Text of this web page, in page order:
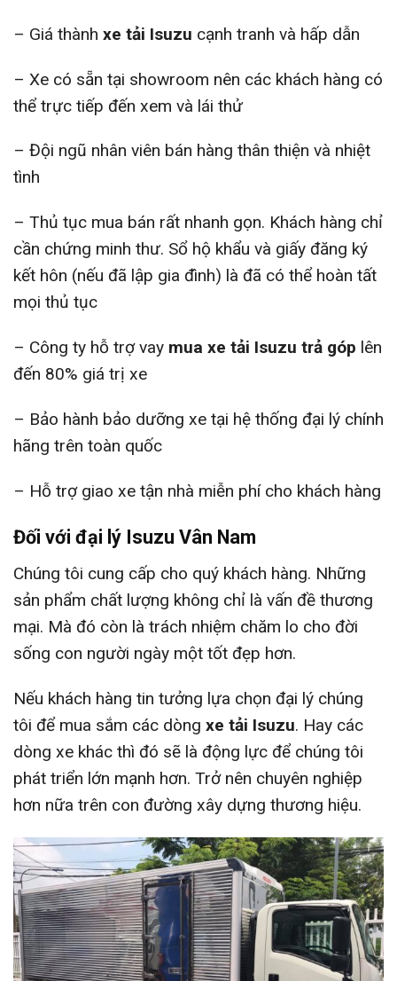
– Giá thành xe tải Isuzu cạnh tranh và hấp dẫn
– Xe có sẵn tại showroom nên các khách hàng có
thể trực tiếp đến xem và lái thử
– Đội ngũ nhân viên bán hàng thân thiện và nhiệt
tình
– Thủ tục mua bán rất nhanh gọn. Khách hàng chỉ
cần chứng minh thư. Sổ hộ khẩu và giấy đăng ký
kết hôn (nếu đã lập gia đình) là đã có thể hoàn tất
mọi thủ tục
– Công ty hỗ trợ vay mua xe tải Isuzu trả góp lên
đến 80% giá trị xe
– Bảo hành bảo dưỡng xe tại hệ thống đại lý chính
hãng trên toàn quốc
– Hỗ trợ giao xe tận nhà miễn phí cho khách hàng
Đối với đại lý Isuzu Vân Nam
Chúng tôi cung cấp cho quý khách hàng. Những
sản phẩm chất lượng không chỉ là vấn đề thương
mại. Mà đó còn là trách nhiệm chăm lo cho đời
sống con người ngày một tốt đẹp hơn.
Nếu khách hàng tin tưởng lựa chọn đại lý chúng
tôi để mua sắm các dòng xe tải Isuzu. Hay các
dòng xe khác thì đó sẽ là động lực để chúng tôi
phát triển lớn mạnh hơn. Trở nên chuyên nghiệp
hơn nữa trên con đường xây dựng thương hiệu.